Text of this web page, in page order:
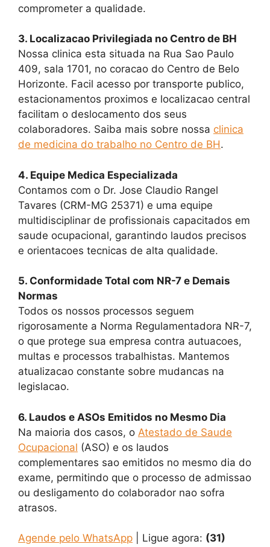
comprometer a qualidade.
3. Localizacao Privilegiada no Centro de BH
Nossa clinica esta situada na Rua Sao Paulo
409, sala 1701, no coracao do Centro de Belo
Horizonte. Facil acesso por transporte publico,
estacionamentos proximos e localizacao central
facilitam o deslocamento dos seus
colaboradores. Saiba mais sobre nossa clinica
de medicina do trabalho no Centro de BH.
4. Equipe Medica Especializada
Contamos com o Dr. Jose Claudio Rangel
Tavares (CRM-MG 25371) e uma equipe
multidisciplinar de profissionais capacitados em
saude ocupacional, garantindo laudos precisos
e orientacoes tecnicas de alta qualidade.
5. Conformidade Total com NR-7 e Demais
Normas
Todos os nossos processos seguem
rigorosamente a Norma Regulamentadora NR-7,
o que protege sua empresa contra autuacoes,
multas e processos trabalhistas. Mantemos
atualizacao constante sobre mudancas na
legislacao.
6. Laudos e ASOs Emitidos no Mesmo Dia
Na maioria dos casos, o Atestado de Saude
Ocupacional (ASO) e os laudos
complementares sao emitidos no mesmo dia do
exame, permitindo que o processo de admissao
ou desligamento do colaborador nao sofra
atrasos.
Agende pelo WhatsApp | Ligue agora: (31)